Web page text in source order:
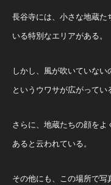
長谷寺には、小さな地蔵た
いる特別なエリアがある。
しかし、風が吹いていな
というウワサが広がってい
さらに、地蔵たちの顔をよ
あると云われている。
その他にも、この場所で